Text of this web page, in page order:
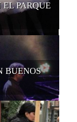
PARQUE
BUENOS